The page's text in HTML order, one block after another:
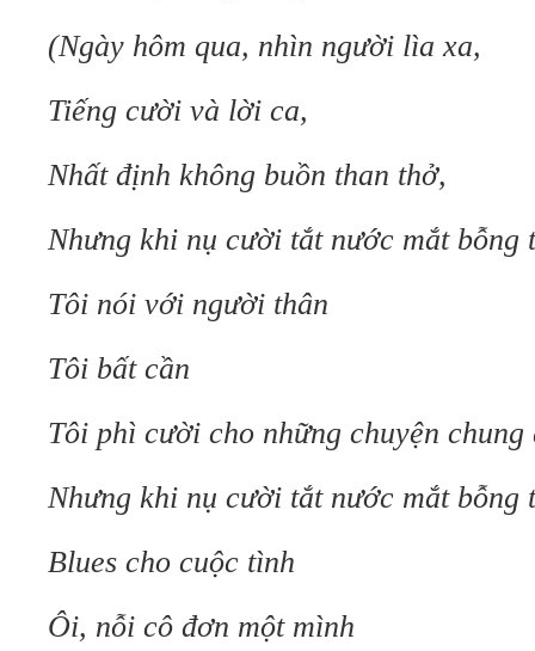
(Ngày hôm qua, nhìn người lìa xa,
Tiếng cười và lời ca,
Nhất định không buồn than thở,
Nhưng khi nụ cười tắt nước mắt bỗng
Tôi nói với người thân
Tôi bất cần
Tôi phì cười cho những chuyện chung
Nhưng khi nụ cười tắt nước mắt bỗng
Blues cho cuộc tình
Ôi, nỗi cô đơn một mình